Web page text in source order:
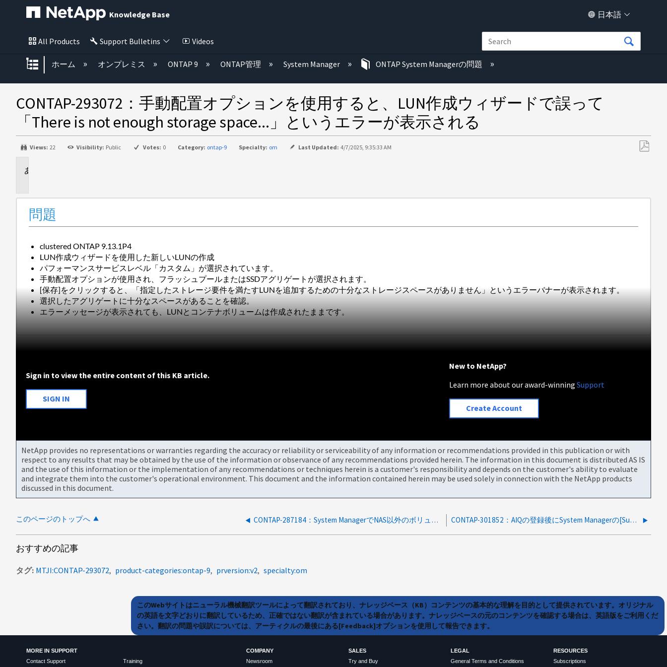
Knowledge Base 日本語
All Products Support Bulletins Videos
グローバル階層を展開/折りたたむ
ホーム オンプレミス ONTAP 9 ONTAP管理 System Manager ONTAP System Managerの問題
CONTAP-293072：手動配置オプションを使用すると、LUN作成ウィザードで誤って
「There is not enough storage space...」というエラーが表示される
保
Views: 22 Visibility: Public Votes: 0 Category: ontap-9 Specialty: om Last Updated: 4/7/2025, 9:35:33 AM
問題
clustered ONTAP 9.13.1P4
LUN作成ウィザードを使用した新しいLUNの作成
パフォーマンスサービスレベル「カスタム」が選択されています。
手動配置オプションが使用され、フラッシュプールまたはSSDアグリゲートが選択されます。
[保存]をクリックすると、「指定したストレージ要件を満たすLUNを追加するための十分なストレージスペースがありません」というエラーバナーが表示されます。
選択したアグリゲートに十分なスペースがあることを確認。
エラーメッセージが表示されても、LUNとコンテナボリュームは作成されたままです。
Sign in to view the entire content of this KB article.
SIGN IN
New to NetApp?
Learn more about our award-winningSupport
Create Account
NetApp provides no representations or warranties regarding the accuracy or reliability or serviceability of any information or recommendations provided in this publication or with
respect to any results that may be obtained by the use of the information or observance of any recommendations provided herein. The information in this document is distributed AS IS
and the use of this information or the implementation of any recommendations or techniques herein is a customer's responsibility and depends on the customer's ability to evaluate
and integrate them into the customer's operational environment. This document and the information contained herein may be used solely in connection with the NetApp products
discussed in this document.
このページのトップへ CONTAP-287184：System ManagerでNAS以外のボリュームでARPがサポートされていないと表示される CONTAP-301852：AIQの登録後にSystem Managerの[Support]タブにserver_errorが表示される
おすすめの記事
タグ MTJI:CONTAP-293072 product-categories:ontap-9 prversion:v2 specialty:om
このWebサイトはニューラル機械翻訳ツールによって翻訳されており、ナレッジベース（KB）コンテンツの基本的な理解を目的として提供されています。オリジナル
の英語を文字どおりに翻訳しているため、正確ではない翻訳が含まれている場合があります。ナレッジベースの元のコンテンツを確認する場合は、英語版をご利用くだ
さい。翻訳の問題や誤訳については、アーティクルの最後にある[Feedback]オプションを使用して報告できます。
MORE IN SUPPORT
Contact Support
Training
COMPANY
Newsroom
SALES
Try and Buy
LEGAL
General Terms and Conditions
RESOURCES
Subscriptions